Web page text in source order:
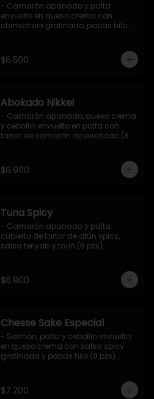
- Camarón apanado y palta
envuelto en queso crema con
chimichurri gratinado, papas hilo y
$6.500
Abokado Nikkei
- Camarón apanado, queso crema
y cebollin envuelto en palta con
tartar de camarón acevichado (8
$6.900
Tuna Spicy
- Camarón apanado y palta
cubierto de tartar de atún spicy,
salsa teriyaki y tajín (8 pzs).
$6.900
Chesse Sake Especial
- Salmón, palta y cebollin envuelto
en queso crema con salsa spicy
gratinada y papas hilo (8 pzs).
$7.200